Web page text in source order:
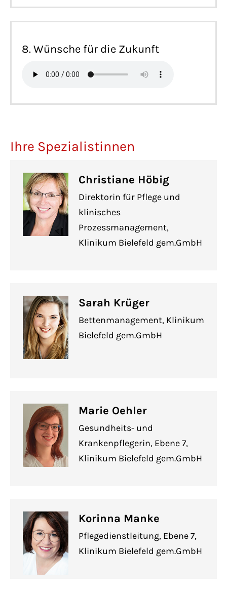
8. Wünsche für die Zukunft
Ihre Spezialistinnen
Christiane Höbig
Direktorin für Pflege und
klinisches
Prozessmanagement,
Klinikum Bielefeld gem.GmbH
Sarah Krüger
Bettenmanagement, Klinikum
Bielefeld gem.GmbH
Marie Oehler
Gesundheits- und
Krankenpflegerin, Ebene 7,
Klinikum Bielefeld gem.GmbH
Korinna Manke
Pflegedienstleitung, Ebene 7,
Klinikum Bielefeld gem.GmbH